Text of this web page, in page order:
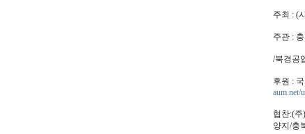
주최 : (
주관 :
/북경공
후원 :
aum.net/
협찬:(
양지/충